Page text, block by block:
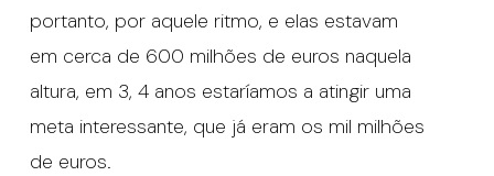
portanto, por aquele ritmo, e elas estavam
em cerca de 600 milhões de euros naquela
altura, em 3, 4 anos estaríamos a atingir uma
meta interessante, que já eram os mil milhões
de euros.